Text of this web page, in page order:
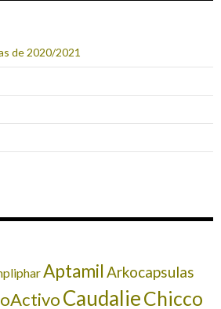
de 2020/2021
Aptamil Arkocapsulas
CaudalieChicco